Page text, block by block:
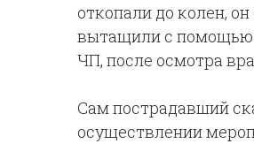
откопали до колен,
вытащили с помощью
ЧП, после осмотра
Сам пострадавший
осуществлении